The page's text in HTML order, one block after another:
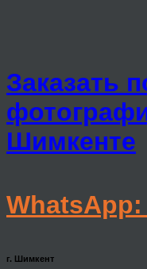
Заказать
Шимкенте
WhatsApp:
г. Шимкент